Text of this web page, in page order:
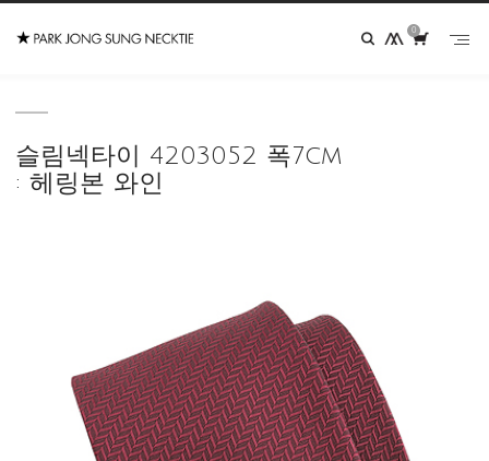
0
슬림넥타이 4203052 폭7cm
: 헤링본 와인